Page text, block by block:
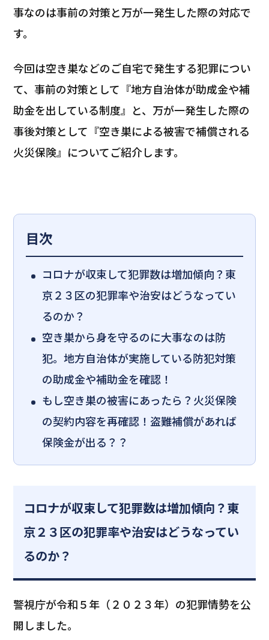
事なのは事前の対策と万が一発生した際の対応で
す。
今回は空き巣などのご自宅で発生する犯罪につい
て、事前の対策として『地方自治体が助成金や補
助金を出している制度』と、万が一発生した際の
事後対策として『空き巣による被害で補償される
火災保険』についてご紹介します。
目次
コロナが収束して犯罪数は増加傾向？東
京２３区の犯罪率や治安はどうなってい
るのか？
空き巣から身を守るのに大事なのは防
犯。地方自治体が実施している防犯対策
の助成金や補助金を確認！
もし空き巣の被害にあったら？火災保険
の契約内容を再確認！盗難補償があれば
保険金が出る？？
コロナが収束して犯罪数は増加傾向？東
京２３区の犯罪率や治安はどうなってい
るのか？
警視庁が令和５年（２０２３年）の犯罪情勢を公
開しました。